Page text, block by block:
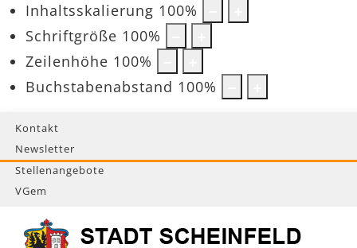
Inhaltsskalierung 100%
Schriftgröße 100%
Zeilenhöhe 100%
Buchstabenabstand 100%
Kontakt
Newsletter
Stellenangebote
VGem